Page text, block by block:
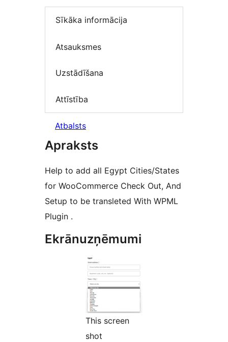
Sīkāka informācija
Atsauksmes
Uzstādīšana
Attīstība
Atbalsts
Apraksts
Help to add all Egypt Cities/States
for WooCommerce Check Out, And
Setup to be transleted With WPML
Plugin .
Ekrānuzņēmumi
This screen
shot